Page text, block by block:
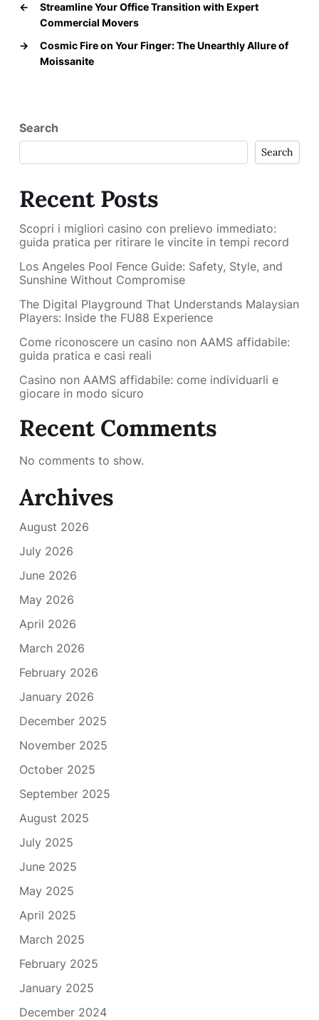
←
Streamline Your Office Transition with Expert
Commercial Movers
→
Cosmic Fire on Your Finger: The Unearthly Allure of
Moissanite
Search
Search
Recent Posts
Scopri i migliori casino con prelievo immediato:
guida pratica per ritirare le vincite in tempi record
Los Angeles Pool Fence Guide: Safety, Style, and
Sunshine Without Compromise
The Digital Playground That Understands Malaysian
Players: Inside the FU88 Experience
Come riconoscere un casino non AAMS affidabile:
guida pratica e casi reali
Casino non AAMS affidabile: come individuarli e
giocare in modo sicuro
Recent Comments
No comments to show.
Archives
August 2026
July 2026
June 2026
May 2026
April 2026
March 2026
February 2026
January 2026
December 2025
November 2025
October 2025
September 2025
August 2025
July 2025
June 2025
May 2025
April 2025
March 2025
February 2025
January 2025
December 2024